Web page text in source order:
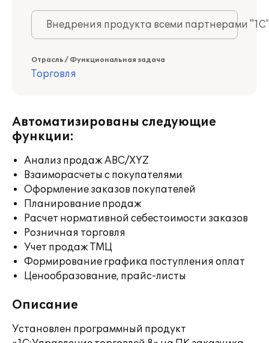
Внедрения продукта всеми партнерами
Отрасль / Функциональная задача
Торговля
Автоматизированы следующие
функции:
Анализ продаж ABC/XYZ
Взаиморасчеты с покупателями
Оформление заказов покупателей
Планирование продаж
Расчет нормативной себестоимости заказов
Розничная торговля
Учет продаж ТМЦ
Формирование графика поступления оплат
Ценообразование, прайс-листы
Описание
Установлен программный продукт